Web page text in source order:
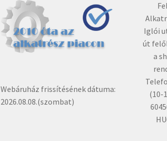
Webáruház frissítésének dátuma:
2026.08.08.(szombat)
Iglói
út
a
(10-